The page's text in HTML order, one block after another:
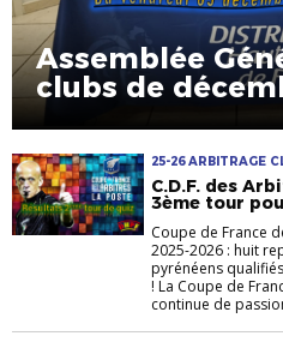
Assemblée
clubs de
25-26 ARBITRAGE
FRANCE DES
C.D.F. des
3ème tour
Coupe de France
2025-2026 : huit
pyrénéens
! La Coupe de
continue de